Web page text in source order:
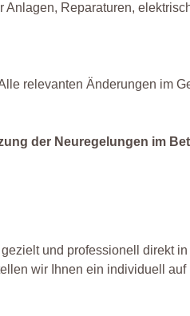
Reparaturen,
relevanten Änderungen im
der Neuregelungen im
und professionell direkt
wir Ihnen ein individuell